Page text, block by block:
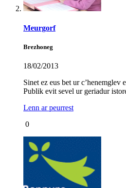
Meurgorf
Brezhoneg
18/02/2013
Sinet ez eus bet ur c’henemglev
Publik evit sevel ur geriadur
Lenn ar peurrest
0